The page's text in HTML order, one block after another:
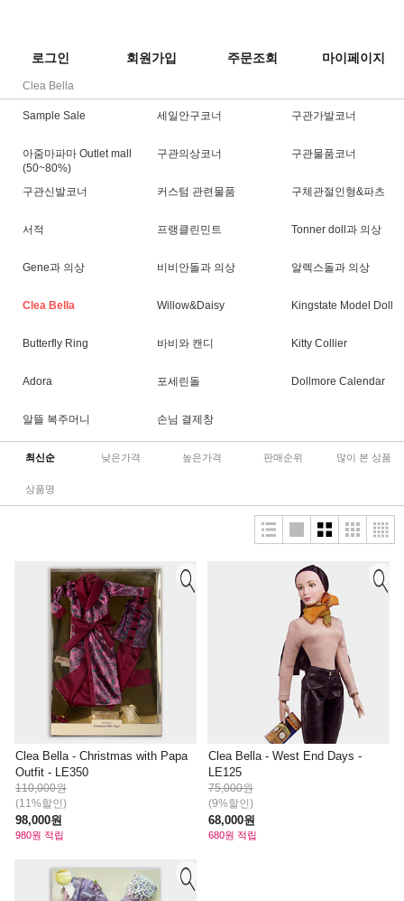
로그인 회원가입 주문조회 마이페이지
Clea Bella
Sample Sale 세일안구코너 구관가발코너
아줌마파마 Outlet mall
(50~80%)
구관의상코너 구관물품코너
구관신발코너 커스텀 관련물품 구체관절인형&파츠
서적 프랭클린민트 Tonner doll과 의상
Gene과 의상 비비안돌과 의상 알렉스돌과 의상
Clea Bella Willow&Daisy Kingstate Model Doll
Butterfly Ring 바비와 캔디 Kitty Collier
Adora 포세린돌 Dollmore Calendar
알뜰 복주머니 손님 결제창
최신순 낮은가격 높은가격 판매순위 많이 본 상품
상품명
Clea Bella - Christmas with Papa
Outfit - LE350
110,000원
(11%할인)
98,000원
980원 적립
Clea Bella - West End Days -
LE125
75,000원
(9%할인)
68,000원
680원 적립